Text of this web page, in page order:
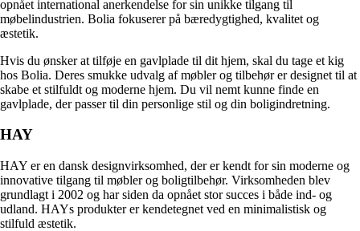
opnået international anerkendelse for sin unikke tilgang til
møbelindustrien. Bolia fokuserer på bæredygtighed, kvalitet og
æstetik.
Hvis du ønsker at tilføje en gavlplade til dit hjem, skal du tage et kig
hos Bolia. Deres smukke udvalg af møbler og tilbehør er designet til at
skabe et stilfuldt og moderne hjem. Du vil nemt kunne finde en
gavlplade, der passer til din personlige stil og din boligindretning.
HAY
HAY er en dansk designvirksomhed, der er kendt for sin moderne og
innovative tilgang til møbler og boligtilbehør. Virksomheden blev
grundlagt i 2002 og har siden da opnået stor succes i både ind- og
udland. HAYs produkter er kendetegnet ved en minimalistisk og
stilfuld æstetik.